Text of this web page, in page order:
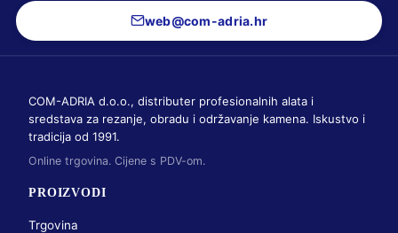
web@com-adria.hr
COM-ADRIA d.o.o., distributer profesionalnih alata i
sredstava za rezanje, obradu i održavanje kamena. Iskustvo i
tradicija od 1991.
Online trgovina. Cijene s PDV-om.
PROIZVODI
Trgovina